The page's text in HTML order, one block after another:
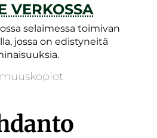
VERKOSSA
selaimessa toimivan
jossa on edistyneitä